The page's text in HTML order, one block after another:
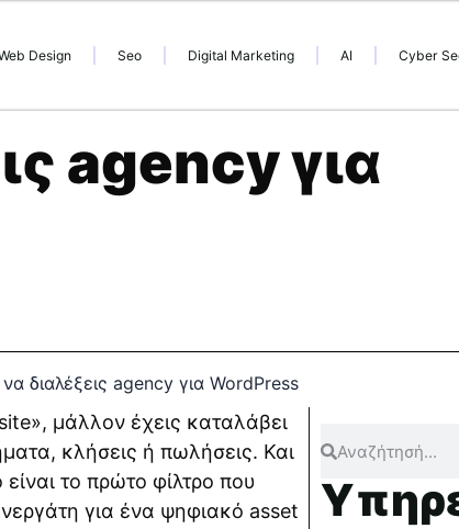
Design Seo Digital Marketing AI Cyber
agency για
μάλλον έχεις καταλάβει
κλήσεις ή πωλήσεις. Και
το πρώτο φίλτρο που
για ένα ψηφιακό asset